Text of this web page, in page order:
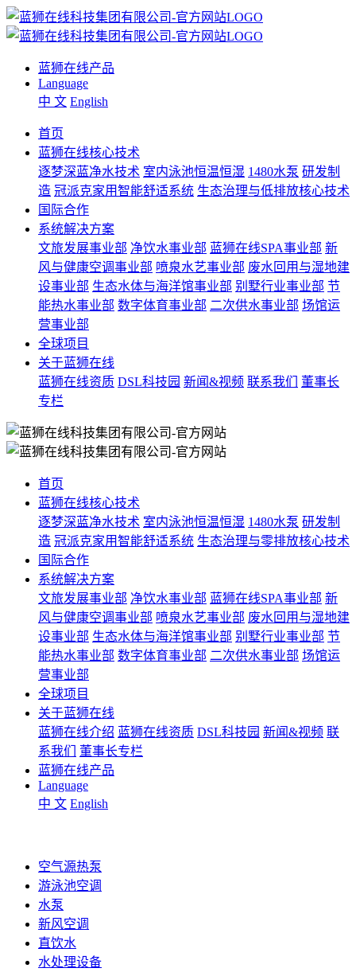
蓝狮在线产品
Language
中 文 English
首页
蓝狮在线核心技术
逐梦深蓝净水技术 室内泳池恒温恒湿 1480水泵 研发制
造 冠派克家用智能舒适系统 生态治理与低排放核心技术
国际合作
系统解决方案
文旅发展事业部 净饮水事业部 蓝狮在线SPA事业部 新
风与健康空调事业部 喷泉水艺事业部 废水回用与湿地建
设事业部 生态水体与海洋馆事业部 别墅行业事业部 节
能热水事业部 数字体育事业部 二次供水事业部 场馆运
营事业部
全球项目
关于蓝狮在线
蓝狮在线资质 DSL科技园 新闻&视频 联系我们
董事长
专栏
首页
蓝狮在线核心技术
逐梦深蓝净水技术 室内泳池恒温恒湿 1480水泵 研发制
造 冠派克家用智能舒适系统 生态治理与零排放核心技术
国际合作
系统解决方案
文旅发展事业部 净饮水事业部 蓝狮在线SPA事业部 新
风与健康空调事业部 喷泉水艺事业部 废水回用与湿地建
设事业部 生态水体与海洋馆事业部 别墅行业事业部 节
能热水事业部 数字体育事业部 二次供水事业部 场馆运
营事业部
全球项目
关于蓝狮在线
蓝狮在线介绍 蓝狮在线资质 DSL科技园 新闻&视频 联
系我们
董事长专栏
蓝狮在线产品
Language
中 文 English
空气源热泵
游泳池空调
水泵
新风空调
直饮水
水处理设备